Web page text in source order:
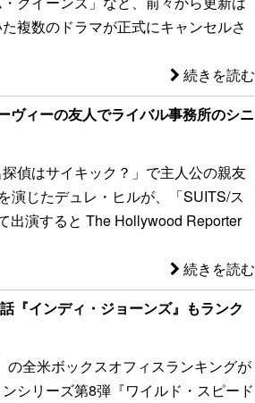
複数のドラマが正式にキャンセルさ
続きを読む
ヴィーの友人でライバル事務所のシニ
偵はサイキック？」で主人公の親友
演じたデュレ・ヒルが、「SUITS/ス
出演すると The Hollywood Reporter
続きを読む
『インディ・ジョーンズ』もランク
の全米ボックスオフィスランキングが
シリーズ第8弾『ワイルド・スピード